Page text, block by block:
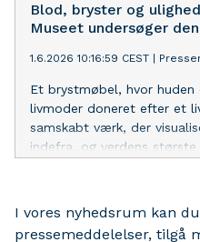
Blod, bryster og
Museet undersøger
1.6.2026 10:16:59 CEST
Et brystmøbel, hvor
livmoder doneret efter et
samskabt værk, der
indefra, og verdens største
I vores nyhedsrum kan
pressemeddelelser, tilgå